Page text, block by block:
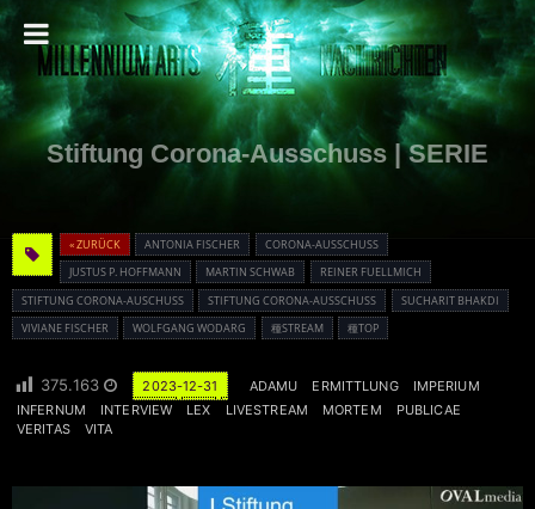
Stiftung Corona-Ausschuss | SERIE
« ZURÜCK ANTONIA FISCHER
CORONA-AUSSCHUSS
JUSTUS P. HOFFMANN
MARTIN SCHWAB
REINER FUELLMICH
STIFTUNG CORONA-AUSCHUSS
STIFTUNG CORONA-AUSSCHUSS
SUCHARIT BHAKDI
VIVIANE FISCHER
WOLFGANG WODARG 種STREAM 種TOP
375.163 2023-12-31 ADAMU ERMITTLUNG
IMPERIUM
INFERNUM
INTERVIEW LEX LIVESTREAM MORTEM
PUBLICAE
VERITAS
VITA